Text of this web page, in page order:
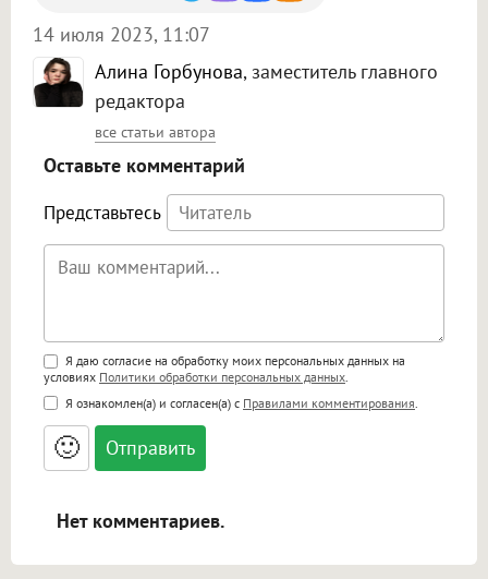
Алина Горбунова, заместитель главного
редактора
все статьи автора
14 июля 2023, 11:07
Оставьте комментарий
Представьтесь
Поддержка HTML
<b>, <strong>, <u>, <i>, <em>, <s>, <big>,
<small>, <sup>, <sub>, <pre>, <ul>, <ol>, <li>,
<blockquote>, <code> экранирует HTML,
адреса URL автоматически становятся
ссылками, и [img]адрес[/img] будет
Я даю согласие на обработку моих персональных данных на
условиях Политики обработки персональных данных
Я ознакомлен(а) и согласен(а) с Правилами комментирования
🙂
Нет комментариев.